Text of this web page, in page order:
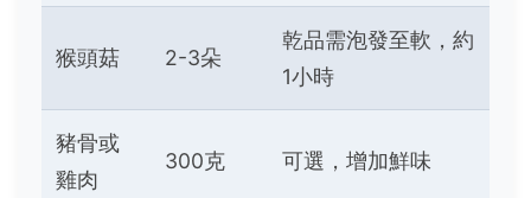
猴頭菇 2-3朵
乾品需泡發至軟，約
1小時
豬骨或
雞肉
300克 可選，增加鮮味